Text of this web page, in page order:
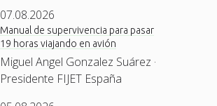
07.08.2026
Manual de supervivencia para pasar
19 horas viajando en avión
Miguel Angel Gonzalez Suárez ·
Presidente FIJET España